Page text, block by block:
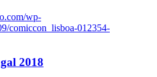
wp-
comiccon_lisboa-012354-
2018